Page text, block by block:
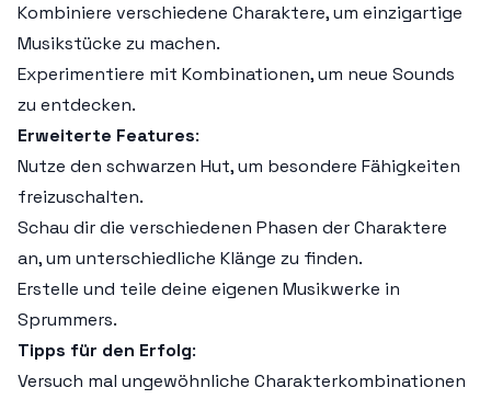
Kombiniere verschiedene Charaktere, um einzigartige
Musikstücke zu machen.
Experimentiere mit Kombinationen, um neue Sounds
zu entdecken.
Erweiterte Features:
Nutze den schwarzen Hut, um besondere Fähigkeiten
freizuschalten.
Schau dir die verschiedenen Phasen der Charaktere
an, um unterschiedliche Klänge zu finden.
Erstelle und teile deine eigenen Musikwerke in
Sprummers.
Tipps für den Erfolg:
Versuch mal ungewöhnliche Charakterkombinationen